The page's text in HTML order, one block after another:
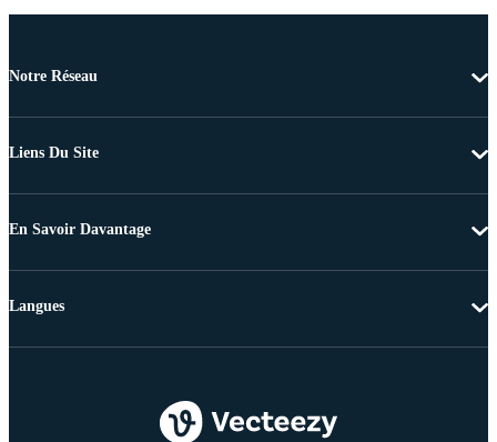
Notre Réseau
Liens Du Site
En Savoir Davantage
Langues